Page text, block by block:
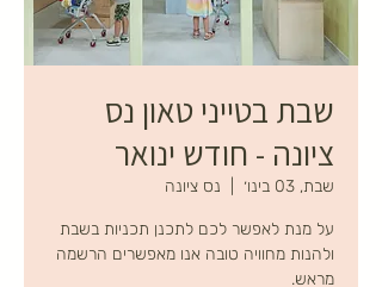
שבת בטייני טאון נס
ציונה - חודש ינואר
שבת, 03 בינו׳ נס ציונה
על מנת לאפשר לכם לתכנן תכניות בשבת
ולהנות מחוויה טובה אנו מאפשרים הרשמה